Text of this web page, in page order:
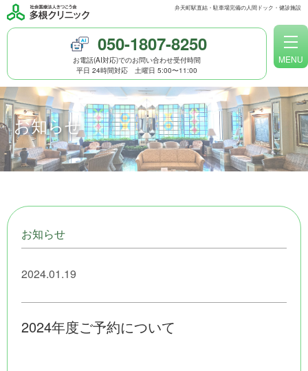
弁天町駅直結・駐車場完備の人間ドック・健診施設
050-1807-8250
お電話(AI対応)でのお問い合わせ受付時間
平日 24時間対応 土曜日 5:00〜11:00
MENU
人間ドックのご案内 健康診断のご案内
WEB問診 予約方法
多根クリニック トップページ
人間ドックと健診
女性のための検診メニュー
お知らせ
お知らせ
2024.01.19
2024年度ご予約について